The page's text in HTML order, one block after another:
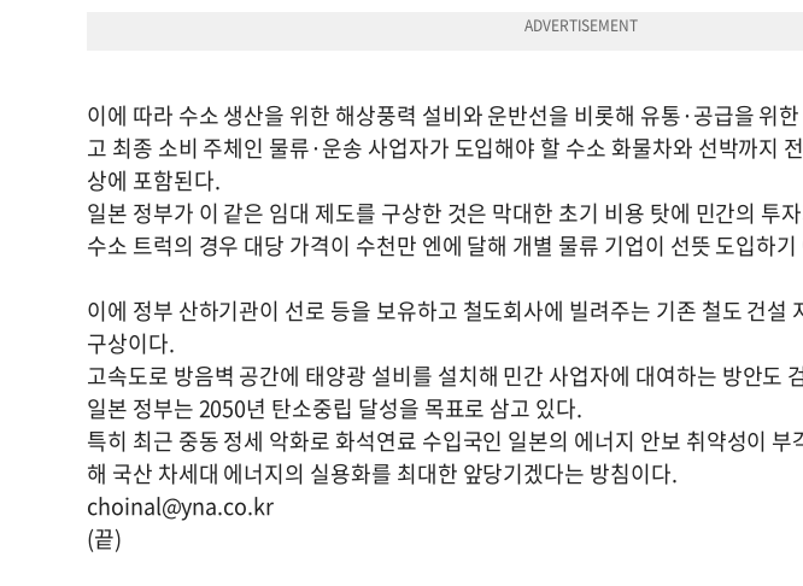
이에 따라 수소 생산을 위한 해상풍력 설비와 운반선을 비롯해 유통·공급을 위
고 최종 소비 주체인 물류·운송 사업자가 도입해야 할 수소 화물차와 선박까지
상에 포함된다.
일본 정부가 이 같은 임대 제도를 구상한 것은 막대한 초기 비용 탓에 민간의 투
수소 트럭의 경우 대당 가격이 수천만 엔에 달해 개별 물류 기업이 선뜻 도입하
이에 정부 산하기관이 선로 등을 보유하고 철도회사에 빌려주는 기존 철도 건설
구상이다.
고속도로 방음벽 공간에 태양광 설비를 설치해 민간 사업자에 대여하는 방안도
일본 정부는 2050년 탄소중립 달성을 목표로 삼고 있다.
특히 최근 중동 정세 악화로 화석연료 수입국인 일본의 에너지 안보 취약성이
해 국산 차세대 에너지의 실용화를 최대한 앞당기겠다는 방침이다.
choinal@yna.co.kr
(끝)